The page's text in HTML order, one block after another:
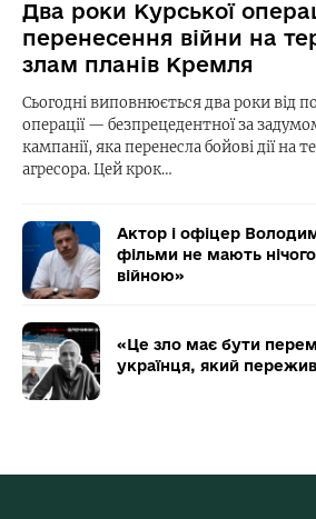
Два роки Курської
перенесення війни на
злам планів Кремля
Сьогодні виповнюється два роки від
операції — безпрецедентної за
кампанії, яка перенесла бойові дії на
агресора. Цей крок…
Актор і офіцер
фільми не мають нічого
війною»
«Це зло має бути
українця, який